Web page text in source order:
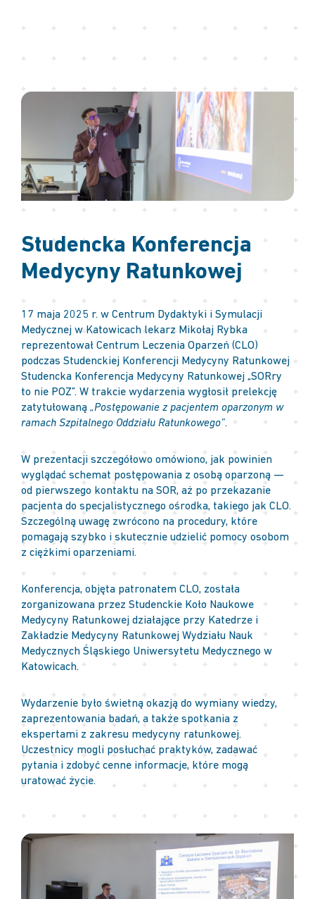
Studencka Konferencja
Medycyny Ratunkowej
17 maja 2025 r. w Centrum Dydaktyki i Symulacji
Medycznej w Katowicach lekarz Mikołaj Rybka
reprezentował Centrum Leczenia Oparzeń (CLO)
podczas Studenckiej Konferencji Medycyny Ratunkowej
Studencka Konferencja Medycyny Ratunkowej „SORry
to nie POZ”. W trakcie wydarzenia wygłosił prelekcję
zatytułowaną „Postępowanie z pacjentem oparzonym w
ramach Szpitalnego Oddziału Ratunkowego”.
W prezentacji szczegółowo omówiono, jak powinien
wyglądać schemat postępowania z osobą oparzoną —
od pierwszego kontaktu na SOR, aż po przekazanie
pacjenta do specjalistycznego ośrodka, takiego jak CLO.
Szczególną uwagę zwrócono na procedury, które
pomagają szybko i skutecznie udzielić pomocy osobom
z ciężkimi oparzeniami.
Konferencja, objęta patronatem CLO, została
zorganizowana przez Studenckie Koło Naukowe
Medycyny Ratunkowej działające przy Katedrze i
Zakładzie Medycyny Ratunkowej Wydziału Nauk
Medycznych Śląskiego Uniwersytetu Medycznego w
Katowicach.
Wydarzenie było świetną okazją do wymiany wiedzy,
zaprezentowania badań, a także spotkania z
ekspertami z zakresu medycyny ratunkowej.
Uczestnicy mogli posłuchać praktyków, zadawać
pytania i zdobyć cenne informacje, które mogą
uratować życie.